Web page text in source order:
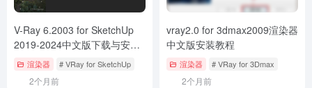
V-Ray 6.2003 for SketchUp
2019-2024中文版下载与安装
教程渲染器 # VRay for SketchUp
2个月前
vray2.0 for 3dmax2009渲染器
中文版安装教程
渲染器 # VRay for 3Dmax
2个月前